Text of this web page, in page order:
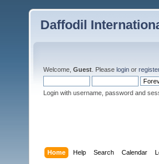
Daffodil
Welcome, Guest . Please login or register
Login with username, password and
Home Help Search Calendar